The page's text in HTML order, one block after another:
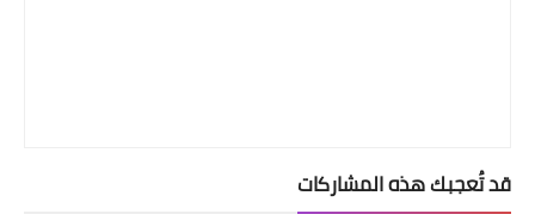
قد تُعجبك هذه المشاركات